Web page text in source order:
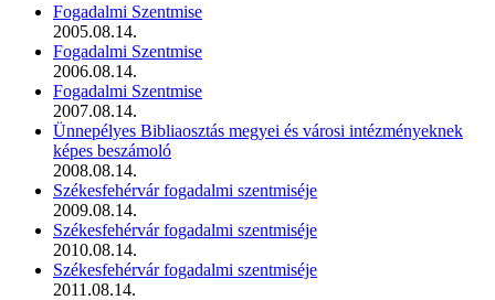
Fogadalmi Szentmise
2005.08.14.
Fogadalmi Szentmise
2006.08.14.
Fogadalmi Szentmise
2007.08.14.
Ünnepélyes Bibliaosztás megyei és városi intézményeknek
képes beszámoló
2008.08.14.
Székesfehérvár fogadalmi szentmiséje
2009.08.14.
Székesfehérvár fogadalmi szentmiséje
2010.08.14.
Székesfehérvár fogadalmi szentmiséje
2011.08.14.